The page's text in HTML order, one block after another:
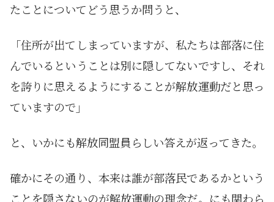
たことについてどう思うか問うと、
「住所が出てしまっていますが、私たちは部落に住
んでいるということは別に隠してないですし、それ
を誇りに思えるようにすることが解放運動だと思っ
ていますので」
と、いかにも解放同盟員らしい答えが返ってきた。
確かにその通り、本来は誰が部落民であるかという
ことを隠さないのが解放運動の理念だ。にも関わら